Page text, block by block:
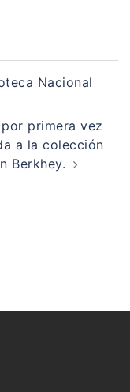
Nacional
primera vez
a la colección
Berkhey.